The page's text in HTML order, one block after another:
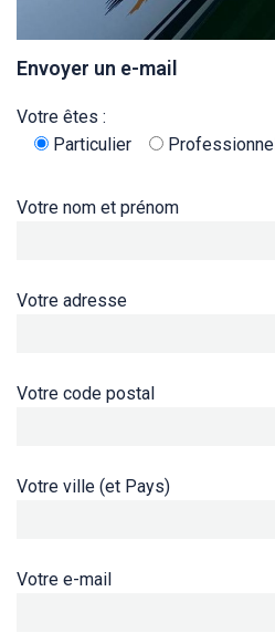
Envoyer un e-mail
Votre êtes :
Particulier
Professionnel
Votre nom et prénom
Votre adresse
Votre code postal
Votre ville (et Pays)
Votre e-mail